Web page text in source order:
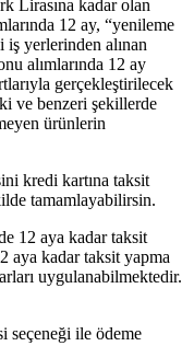
Lirasına kadar olan
12 ay, “yenileme
iş yerlerinden alınan
alımlarında 12 ay
gerçekleştirilecek
ve benzeri şekillerde
ürünlerin
kredi kartına taksit
tamamlayabilirsin.
12 aya kadar taksit
aya kadar taksit yapma
uygulanabilmektedir.
seçeneği ile ödeme